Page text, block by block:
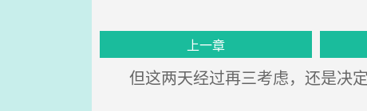
上一章
但这两天经过再三考虑，还是决定